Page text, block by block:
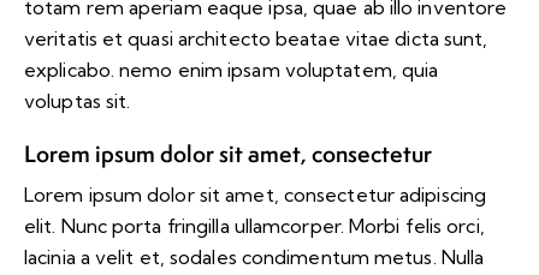
totam rem aperiam eaque ipsa, quae ab illo inventore
veritatis et quasi architecto beatae vitae dicta sunt,
explicabo. nemo enim ipsam voluptatem, quia
voluptas sit.
Lorem ipsum dolor sit amet, consectetur
Lorem ipsum dolor sit amet, consectetur adipiscing
elit. Nunc porta fringilla ullamcorper. Morbi felis orci,
lacinia a velit et, sodales condimentum metus. Nulla